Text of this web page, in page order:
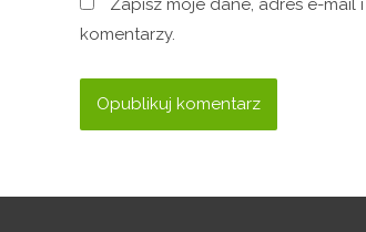
komentarzy.